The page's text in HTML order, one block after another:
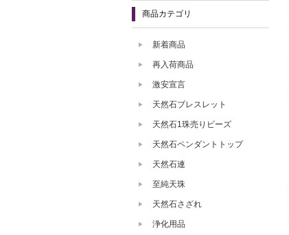
商品カテゴリ
新着商品
再入荷商品
激安宣言
天然石ブレスレット
天然石1珠売りビーズ
天然石ペンダントトップ
天然石連
至純天珠
天然石さざれ
浄化用品